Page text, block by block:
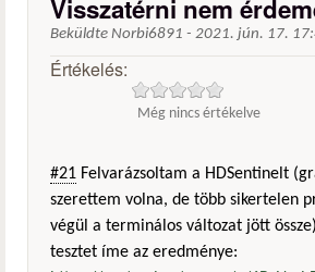
Visszatérni nem
Beküldte Norbi6891 - 2021. jún. 17.
Értékelés:
Még nincs értékelve
#21 Felvarázsoltam a HDSentinelt
szerettem volna, de több sikertelen
végül a terminálos változat jött
tesztet íme az eredménye: